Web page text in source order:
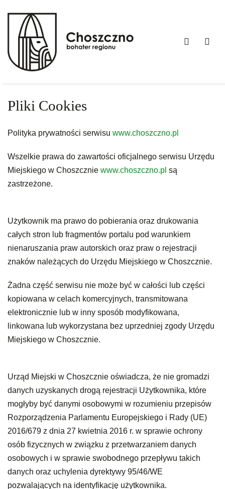
Cookies
Choszczno.pl
WCAG
Pliki Cookies
Polityka prywatności serwisu www.choszczno.pl
Wszelkie prawa do zawartości oficjalnego serwisu Urzędu
Miejskiego w Choszcznie www.choszczno.pl są
zastrzeżone.
Użytkownik ma prawo do pobierania oraz drukowania
całych stron lub fragmentów portalu pod warunkiem
nienaruszania praw autorskich oraz praw o rejestracji
znaków należących do Urzędu Miejskiego w Choszcznie.
Żadna część serwisu nie może być w całości lub części
kopiowana w celach komercyjnych, transmitowana
elektronicznie lub w inny sposób modyfikowana,
linkowana lub wykorzystana bez uprzedniej zgody Urzędu
Miejskiego w Choszcznie.
Urząd Miejski w Choszcznie oświadcza, że nie gromadzi
danych uzyskanych drogą rejestracji Użytkownika, które
mogłyby być danymi osobowymi w rozumieniu przepisów
Rozporządzenia Parlamentu Europejskiego i Rady (UE)
2016/679 z dnia 27 kwietnia 2016 r. w sprawie ochrony
osób fizycznych w związku z przetwarzaniem danych
osobowych i w sprawie swobodnego przepływu takich
danych oraz uchylenia dyrektywy 95/46/WE
pozwalających na identyfikację użytkownika.